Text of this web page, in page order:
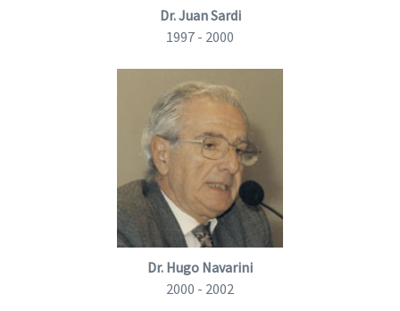
Dr. Juan Sardi
1997 - 2000
Dr. Hugo Navarini
2000 - 2002